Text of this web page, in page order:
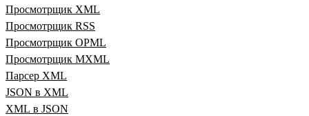
Просмотрщик XML
Просмотрщик RSS
Просмотрщик OPML
Просмотрщик MXML
Парсер XML
JSON в XML
XML в JSON